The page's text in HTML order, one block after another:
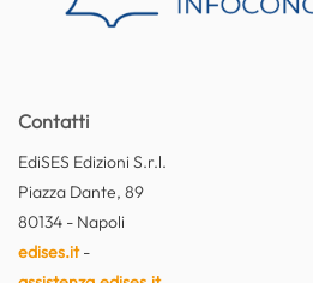
Contatti
EdiSES Edizioni S.r.l.
Piazza Dante, 89
80134 - Napoli
edises.it-